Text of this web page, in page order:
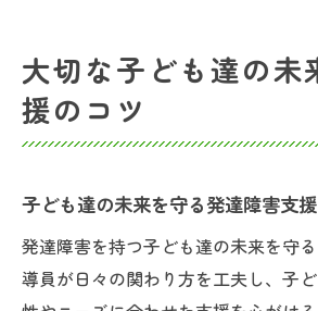
大切な子ども達の未
援のコツ
子ども達の未来を守る発達障害支
発達障害を持つ子ども達の未来を守
導員が日々の関わり方を工夫し、子